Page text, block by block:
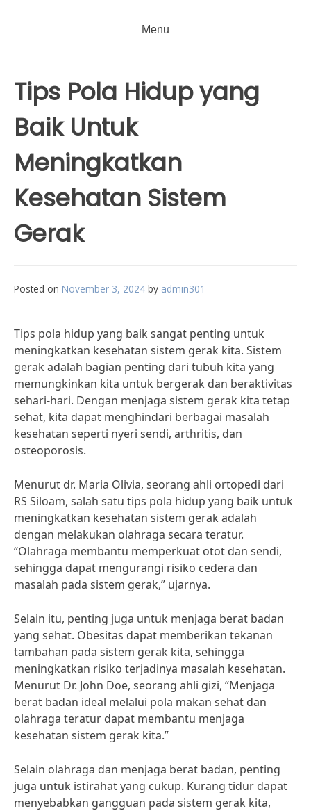
Menu
Tips Pola Hidup yang
Baik Untuk
Meningkatkan
Kesehatan Sistem
Gerak
Posted on November 3, 2024 by admin301
Tips pola hidup yang baik sangat penting untuk
meningkatkan kesehatan sistem gerak kita. Sistem
gerak adalah bagian penting dari tubuh kita yang
memungkinkan kita untuk bergerak dan beraktivitas
sehari-hari. Dengan menjaga sistem gerak kita tetap
sehat, kita dapat menghindari berbagai masalah
kesehatan seperti nyeri sendi, arthritis, dan
osteoporosis.
Menurut dr. Maria Olivia, seorang ahli ortopedi dari
RS Siloam, salah satu tips pola hidup yang baik untuk
meningkatkan kesehatan sistem gerak adalah
dengan melakukan olahraga secara teratur.
“Olahraga membantu memperkuat otot dan sendi,
sehingga dapat mengurangi risiko cedera dan
masalah pada sistem gerak,” ujarnya.
Selain itu, penting juga untuk menjaga berat badan
yang sehat. Obesitas dapat memberikan tekanan
tambahan pada sistem gerak kita, sehingga
meningkatkan risiko terjadinya masalah kesehatan.
Menurut Dr. John Doe, seorang ahli gizi, “Menjaga
berat badan ideal melalui pola makan sehat dan
olahraga teratur dapat membantu menjaga
kesehatan sistem gerak kita.”
Selain olahraga dan menjaga berat badan, penting
juga untuk istirahat yang cukup. Kurang tidur dapat
menyebabkan gangguan pada sistem gerak kita,